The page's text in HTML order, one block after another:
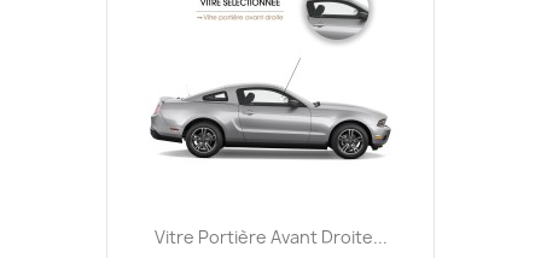
Vitre Portière Avant Droite...